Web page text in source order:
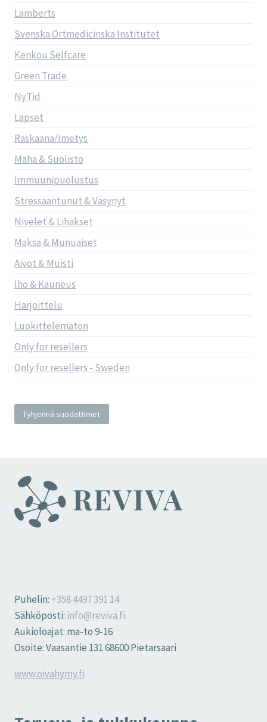
Lamberts
Svenska Örtmedicinska Institutet
Kenkou Selfcare
Green Trade
NyTid
Lapset
Raskaana/Imetys
Maha & Suolisto
Immuunipuolustus
Stressaantunut & Väsynyt
Nivelet & Lihakset
Maksa & Munuaiset
Aivot & Muisti
Iho & Kauneus
Harjoittelu
Luokittelematon
Only for resellers
Only for resellers - Sweden
Tyhjennä suodattimet
Puhelin: +358 4497 391 14
Sähköposti: info@reviva.fi
Aukioloajat: ma-to 9-16
Osoite: Vaasantie 131 68600 Pietarsaari
www.oivahymy.fi